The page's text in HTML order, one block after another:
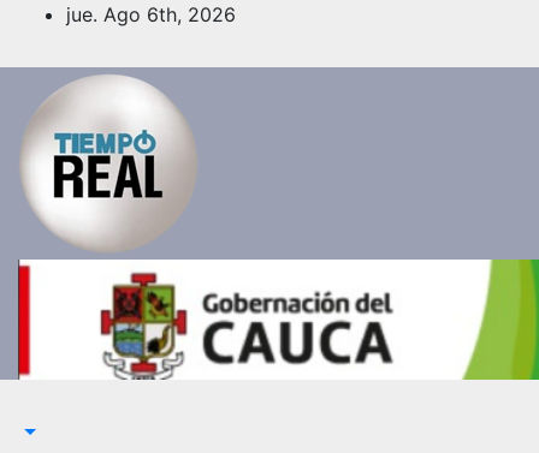
Saltar
contenido
jue. Ago 6th, 2026